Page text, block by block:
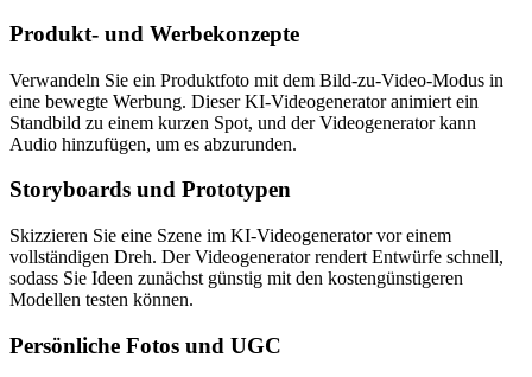
Produkt- und Werbekonzepte
Verwandeln Sie ein Produktfoto mit dem Bild-zu-Video-Modus in
eine bewegte Werbung. Dieser KI-Videogenerator animiert ein
Standbild zu einem kurzen Spot, und der Videogenerator kann
Audio hinzufügen, um es abzurunden.
Storyboards und Prototypen
Skizzieren Sie eine Szene im KI-Videogenerator vor einem
vollständigen Dreh. Der Videogenerator rendert Entwürfe schnell,
sodass Sie Ideen zunächst günstig mit den kostengünstigeren
Modellen testen können.
Persönliche Fotos und UGC